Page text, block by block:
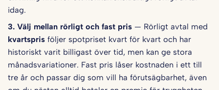
idag.
3. Välj mellan rörligt och fast pris — Rörligt avtal med
kvartspris följer spotpriset kvart för kvart och har
historiskt varit billigast över tid, men kan ge stora
månadsvariationer. Fast pris låser kostnaden i ett till
tre år och passar dig som vill ha förutsägbarhet, även